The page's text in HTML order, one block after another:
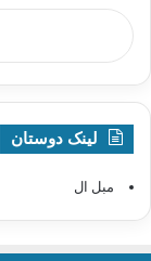
لینک دوستان
مبل ال